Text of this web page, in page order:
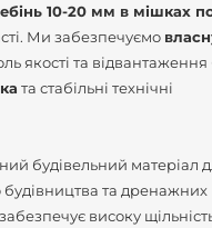
10-20 мм в мішках
Ми забезпечуємо
якості та відвантаження
та стабільні технічні
будівельний матеріал
будівництва та дренажних
високу